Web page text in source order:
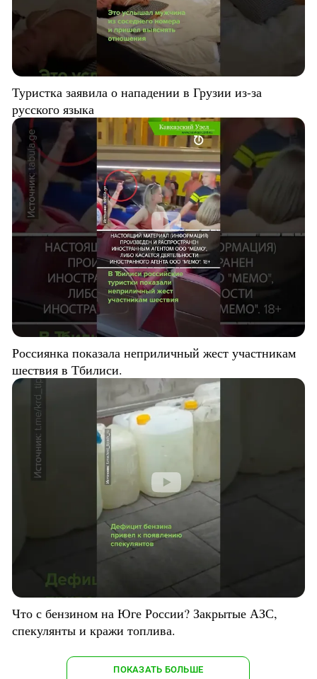
Туристка заявила о нападении в Грузии из-за
русского языка
Россиянка показала неприличный жест участникам
шествия в Тбилиси.
Что с бензином на Юге России? Закрытые АЗС,
спекулянты и кражи топлива.
ПОКАЗАТЬ БОЛЬШЕ